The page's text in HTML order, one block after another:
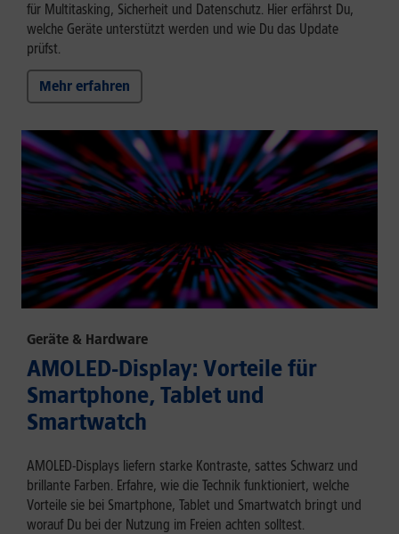
für Multitasking, Sicherheit und Datenschutz. Hier erfährst Du,
welche Geräte unterstützt werden und wie Du das Update
prüfst.
Mehr erfahren
Geräte & Hardware
AMOLED-Display: Vorteile für
Smartphone, Tablet und
Smartwatch
AMOLED-Displays liefern starke Kontraste, sattes Schwarz und
brillante Farben. Erfahre, wie die Technik funktioniert, welche
Vorteile sie bei Smartphone, Tablet und Smartwatch bringt und
worauf Du bei der Nutzung im Freien achten solltest.